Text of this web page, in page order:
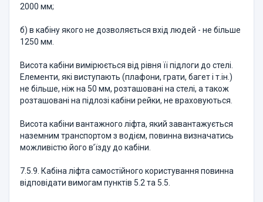
2000 мм;
б) в кабіну якого не дозволяється вхід людей - не більше
1250 мм.
Висота кабіни вимірюється від рівня її підлоги до стелі.
Елементи, які виступають (плафони, грати, багет і т.ін.)
не більше, ніж на 50 мм, розташовані на стелі, а також
розташовані на підлозі кабіни рейки, не враховуються.
Висота кабіни вантажного ліфта, який завантажується
наземним транспортом з водієм, повинна визначатись
можливістю його в’їзду до кабіни.
7.5.9. Кабіна ліфта самостійного користування повинна
відповідати вимогам пунктів 5.2 та 5.5.